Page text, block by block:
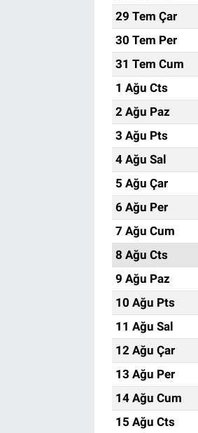
29 Tem Çar
30 Tem Per
31 Tem Cum
1 Ağu Cts
2 Ağu Paz
3 Ağu Pts
4 Ağu Sal
5 Ağu Çar
6 Ağu Per
7 Ağu Cum
8 Ağu Cts
9 Ağu Paz
10 Ağu Pts
11 Ağu Sal
12 Ağu Çar
13 Ağu Per
14 Ağu Cum
15 Ağu Cts